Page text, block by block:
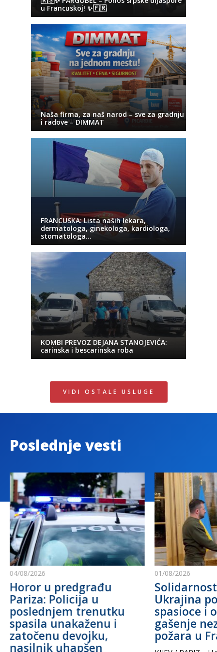
u Francuskoj! ✨🇫🇷
Naša firma, za naš narod – sve za gradnju
i radove – DIMMAT
FRANCUSKA: Lista naših lekara,
dermatologa, ginekologa, kardiologa,
stomatologa…
KOMBI PREVOZ DEJANA STANOJEVIĆA:
carinska i bescarinska roba
VIDI OSTALE USLUGE
Poslednje vesti
04/08/2026
Horor u predgrađu
Pariza: Policija u
poslednjem trenutku
spasila unakaženu i
zatočenu devojku,
nasilnik uhapšen
01/08/2026
Ukrajina
spasioce i
gašenje
požara u